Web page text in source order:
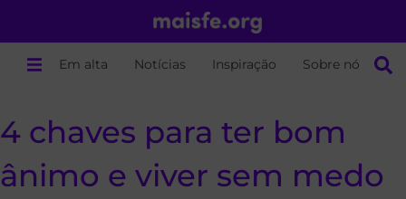
Em alta Notícias Inspiração Sobre nós
4 chaves para ter bom
ânimo e viver sem medo